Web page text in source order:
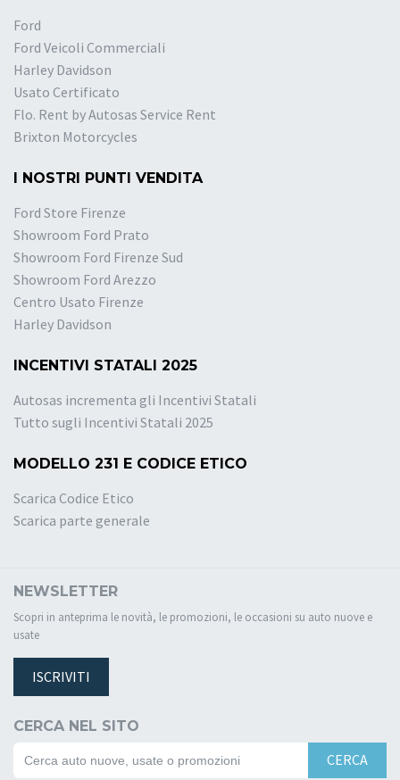
Ford
Ford Veicoli Commerciali
Harley Davidson
Usato Certificato
Flo. Rent by Autosas Service Rent
Brixton Motorcycles
I NOSTRI PUNTI VENDITA
Ford Store Firenze
Showroom Ford Prato
Showroom Ford Firenze Sud
Showroom Ford Arezzo
Centro Usato Firenze
Harley Davidson
INCENTIVI STATALI 2025
Autosas incrementa gli Incentivi Statali
Tutto sugli Incentivi Statali 2025
MODELLO 231 E CODICE ETICO
Scarica Codice Etico
Scarica parte generale
NEWSLETTER
Scopri in anteprima le novità, le promozioni, le occasioni su auto nuove e
usate
ISCRIVITI
CERCA NEL SITO
CERCA